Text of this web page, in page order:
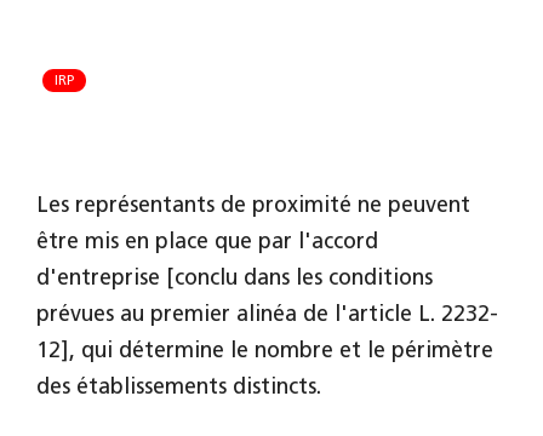
IRP
Les représentants de proximité ne peuvent
être mis en place que par l'accord
d'entreprise [conclu dans les conditions
prévues au premier alinéa de l'article L. 2232-
12], qui détermine le nombre et le périmètre
des établissements distincts.